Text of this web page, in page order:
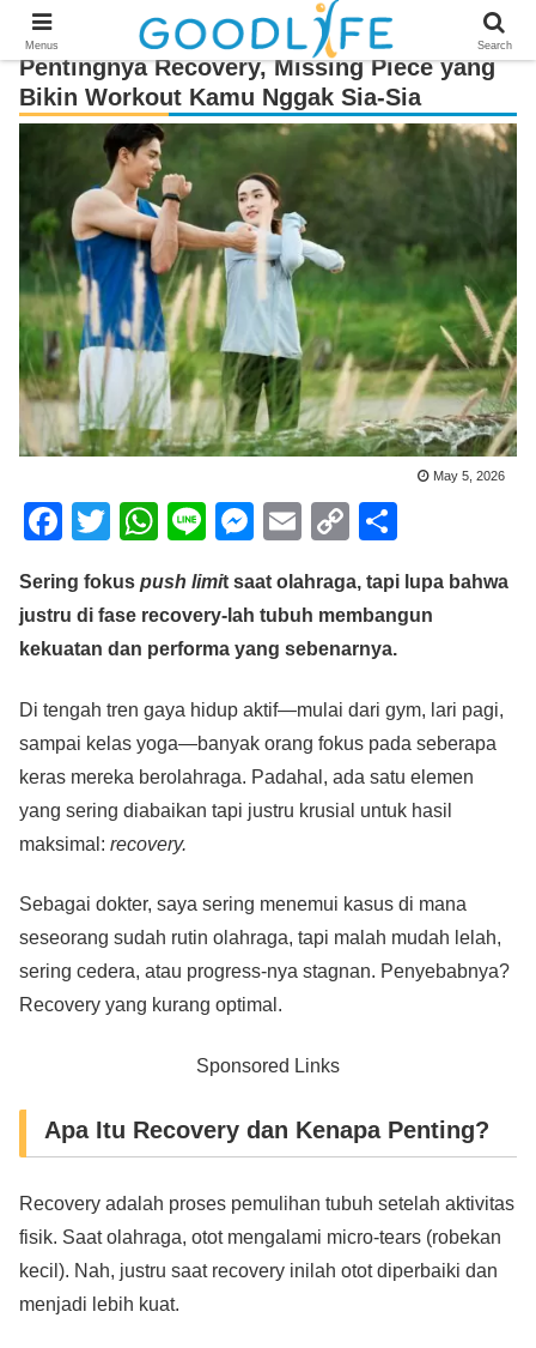
Pentingnya Recovery, Missing Piece yang
Bikin Workout Kamu Nggak Sia-Sia
May 5, 2026
F
c
e
o
o
k
T
tt
er
W
at
s
p
p
Li
e
M
ss
e
g
er
E
ail
C
p
y
n
k
ar
e
Sering fokus push limit saat olahraga, tapi lupa bahwa
justru di fase recovery-lah tubuh membangun
kekuatan dan performa yang sebenarnya.
Di tengah tren gaya hidup aktif—mulai dari gym, lari pagi,
sampai kelas yoga—banyak orang fokus pada seberapa
keras mereka berolahraga. Padahal, ada satu elemen
yang sering diabaikan tapi justru krusial untuk hasil
maksimal: recovery.
Sebagai dokter, saya sering menemui kasus di mana
seseorang sudah rutin olahraga, tapi malah mudah lelah,
sering cedera, atau progress-nya stagnan. Penyebabnya?
Recovery yang kurang optimal.
Sponsored Links
Apa Itu Recovery dan Kenapa Penting?
Recovery adalah proses pemulihan tubuh setelah aktivitas
fisik. Saat olahraga, otot mengalami micro-tears (robekan
kecil). Nah, justru saat recovery inilah otot diperbaiki dan
menjadi lebih kuat.
Menus Search